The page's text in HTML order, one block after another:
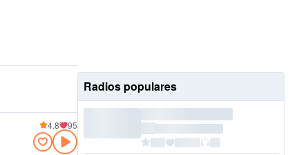
4.8 95
Radios populares